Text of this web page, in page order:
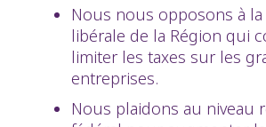
Nous nous opposons à
libérale de la Région qui
limiter les taxes sur les
entreprises.
Nous plaidons au niveau